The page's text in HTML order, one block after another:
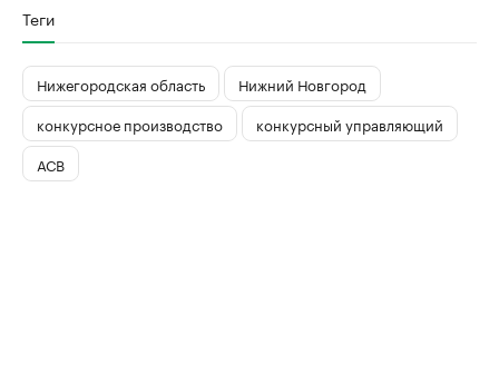
Теги
Нижегородская область
Нижний Новгород
конкурсное производство
конкурсный управляющий
АСВ